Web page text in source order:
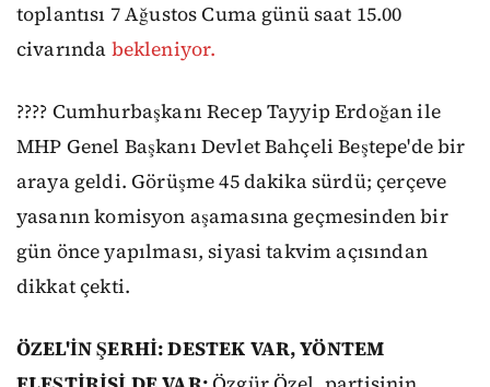
toplantısı 7 Ağustos Cuma günü saat 15.00
civarında bekleniyor.
???? Cumhurbaşkanı Recep Tayyip Erdoğan ile
MHP Genel Başkanı Devlet Bahçeli Beştepe'de bir
araya geldi. Görüşme 45 dakika sürdü; çerçeve
yasanın komisyon aşamasına geçmesinden bir
gün önce yapılması, siyasi takvim açısından
dikkat çekti.
ÖZEL'İN ŞERHİ: DESTEK VAR, YÖNTEM